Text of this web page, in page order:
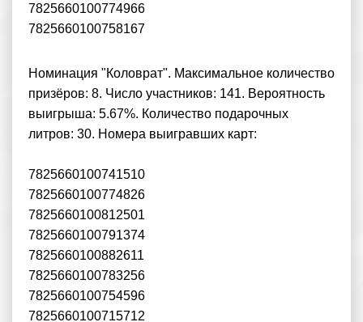
7825660100774966
7825660100758167
Номинация "Коловрат". Максимальное количество
призёров: 8. Число участников: 141. Вероятность
выигрыша: 5.67%. Количество подарочных
литров: 30. Номера выигравших карт:
7825660100741510
7825660100774826
7825660100812501
7825660100791374
7825660100882611
7825660100783256
7825660100754596
7825660100715712